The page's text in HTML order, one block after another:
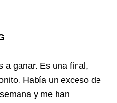
a ganar. Es una final,
Había un exceso de
y me han